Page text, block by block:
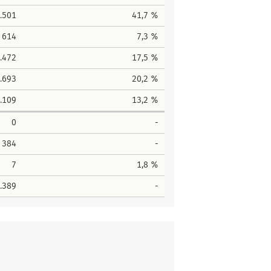
41,7 %
614 7,3 %
17,5 %
20,2 %
13,2 %
0 -
384 -
7 1,8 %
-